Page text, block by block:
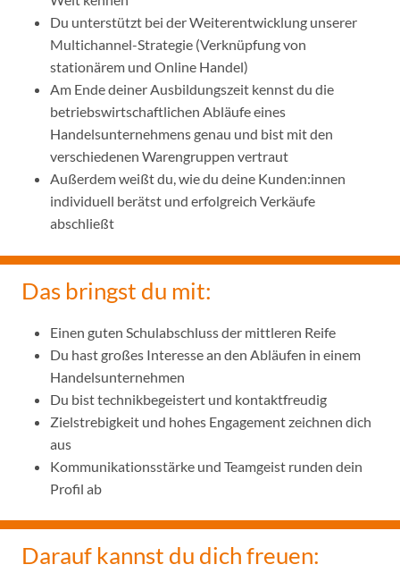
Du unterstützt bei der Weiterentwicklung unserer
Multichannel-Strategie (Verknüpfung von
stationärem und Online Handel)
Am Ende deiner Ausbildungszeit kennst du die
betriebswirtschaftlichen Abläufe eines
Handelsunternehmens genau und bist mit den
verschiedenen Warengruppen vertraut
Außerdem weißt du, wie du deine Kunden:innen
individuell berätst und erfolgreich Verkäufe
abschließt
Das bringst du mit:
Einen guten Schulabschluss der mittleren Reife
Du hast großes Interesse an den Abläufen in einem
Handelsunternehmen
Du bist technikbegeistert und kontaktfreudig
Zielstrebigkeit und hohes Engagement zeichnen dich
aus
Kommunikationsstärke und Teamgeist runden dein
Profil ab
Darauf kannst du dich freuen: